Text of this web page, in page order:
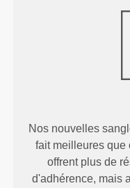
Nos nouvelles
fait meilleures que
offrent plus de
d'adhérence, mais